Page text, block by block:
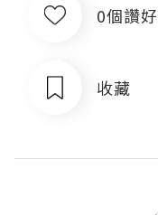
0個讚好
收藏